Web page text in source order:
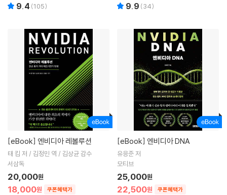
9.4 (105) 9.9 (34)
[eBook] 엔비디아 레볼루션
태 킴 저 / 김정민 역 / 김상균 감수
서삼독
18,000원 쿠폰혜택가
20,000원
[eBook] 엔비디아 DNA
유응준 저
모티브
22,500원 쿠폰혜택가
25,000원